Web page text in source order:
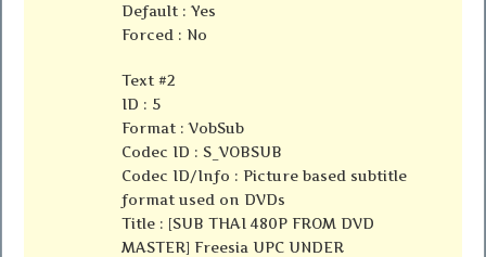
Default : Yes
Forced : No
Text #2
ID : 5
Format : VobSub
Codec ID : S_VOBSUB
Codec ID/Info : Picture based subtitle
format used on DVDs
Title : [SUB THAI 480P FROM DVD
MASTER] Freesia UPC UNDER